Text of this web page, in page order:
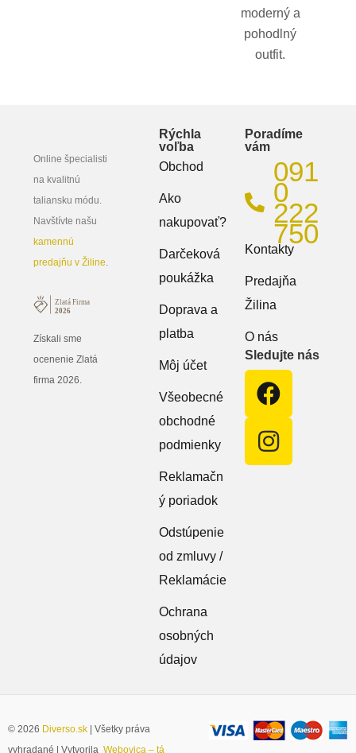
moderný a
pohodlný
outfit.
Online špecialisti
na kvalitnú
taliansku módu.
Navštívte našu
kamennú
predajňu v Žiline
Získali sme
ocenenie Zlatá
firma 2026.
Rýchla
voľba
Obchod
Ako
nakupovať?
Darčeková
poukážka
Doprava a
platba
Môj účet
Všeobecné
obchodné
podmienky
Reklamačn
ý poriadok
Odstúpenie
od zmluvy /
Reklamácie
Ochrana
osobných
údajov
Poradíme
vám
091
0
222
750
Kontakty
Predajňa
Žilina
O nás
Sledujte nás
© 2026 Diverso.sk | Všetky práva
vyhradané | Vytvorila Webovica – tá